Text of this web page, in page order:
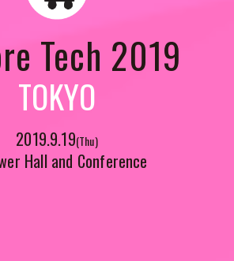
Tech 2019
TOKYO
2019.9.19(Thu)
Hall and Conference